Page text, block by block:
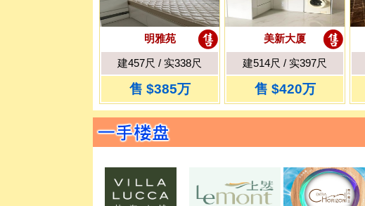
明雅苑
建457尺 / 实338尺
售 $385万
美新大厦
建514尺 / 实397尺
售 $420万